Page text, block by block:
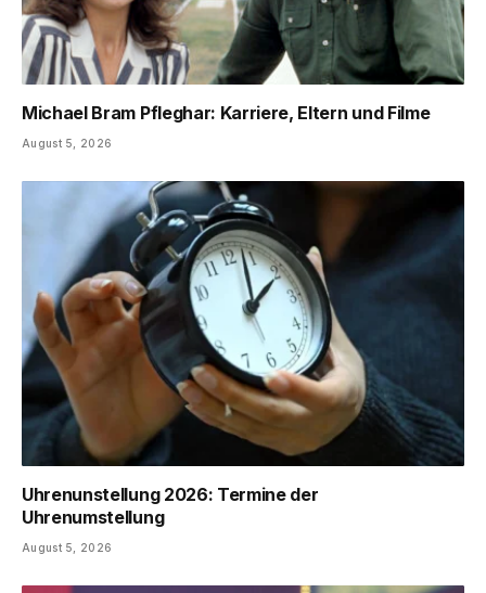
Michael Bram Pfleghar: Karriere, Eltern und Filme
August 5, 2026
Uhrenunstellung 2026: Termine der
Uhrenumstellung
August 5, 2026